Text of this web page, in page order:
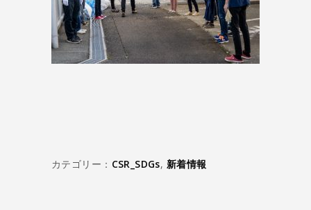
カテゴリー： CSR_SDGs, 新着情報